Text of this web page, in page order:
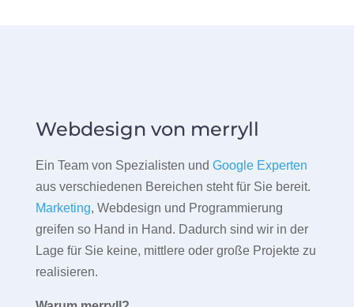
Webdesign von merryll
Ein Team von Spezialisten und Google Experten
aus verschiedenen Bereichen steht für Sie bereit.
Marketing, Webdesign und Programmierung
greifen so Hand in Hand. Dadurch sind wir in der
Lage für Sie keine, mittlere oder große Projekte zu
realisieren.